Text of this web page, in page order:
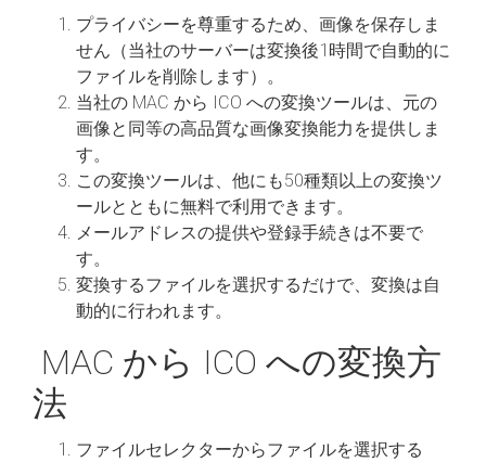
プライバシーを尊重するため、画像を保存しま
せん（当社のサーバーは変換後1時間で自動的に
ファイルを削除します）。
当社の MAC から ICO への変換ツールは、元の
画像と同等の高品質な画像変換能力を提供しま
す。
この変換ツールは、他にも50種類以上の変換ツ
ールとともに無料で利用できます。
メールアドレスの提供や登録手続きは不要で
す。
変換するファイルを選択するだけで、変換は自
動的に行われます。
MAC から ICO への変換方
法
ファイルセレクターからファイルを選択する